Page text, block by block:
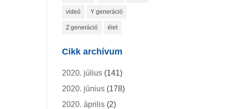
videó Y generáció
Z generáció élet
Cikk archívum
2020. július (141)
2020. június (178)
2020. április (2)